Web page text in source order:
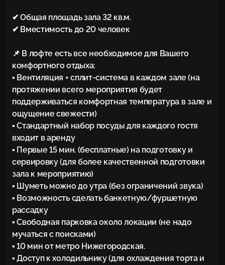
✔ Общая площадь зала 32 кв.м.
✔ Вместимость до 20 человек
📌 В лофте есть все необходимое для Вашего
комфортного отдыха:
▪ Вентиляция + сплит-система в каждом зале (на
протяжении всего мероприятия будет
поддерживаться комфортная температура в зале и
ощущение свежести)
▪ Стандартный набор посуды для каждого гостя
входит в аренду
▪ Первые 15 мин. (бесплатные) на подготовку и
сервировку (для более качественной подготовки
зала к мероприятию)
▪ Шуметь можно до утра (без ограничений звука)
▪ Возможность сделать банкетную/фуршетную
рассадку
▪ Свободная парковка около локации (не надо
мучаться с поисками)
▪ 10 мин от метро Нижегородская.
▪ Доступ к холодильнику (для охлаждения торта и